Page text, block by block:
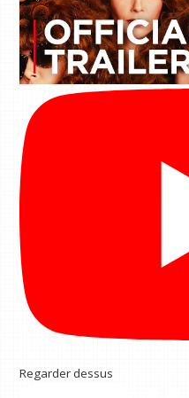
Regarder dessus